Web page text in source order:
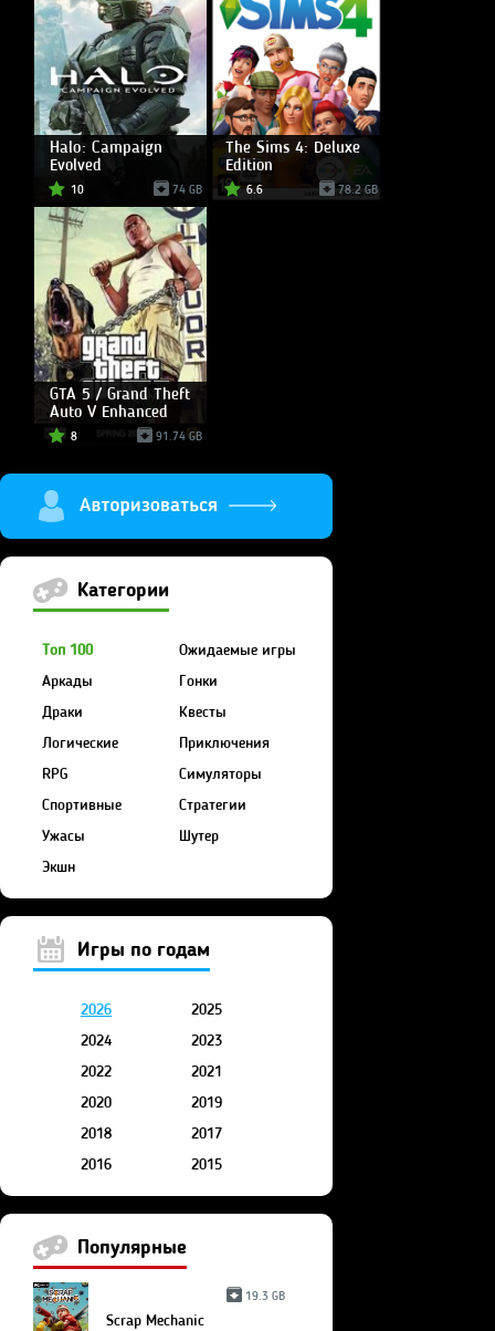
Halo: Campaign
Evolved
10 74 GB
The Sims 4: Deluxe
Edition
6.6 78.2 GB
GTA 5 / Grand Theft
Auto V Enhanced
8 91.74 GB
Категории
Топ 100
Ожидаемые игры
Аркады
Гонки
Драки
Квесты
Логические
Приключения
RPG
Симуляторы
Спортивные
Стратегии
Ужасы
Шутер
Экшн
Игры по годам
2026
2025
2024
2023
2022
2021
2020
2019
2018
2017
2016
2015
Популярные
19.3 GB
Scrap Mechanic